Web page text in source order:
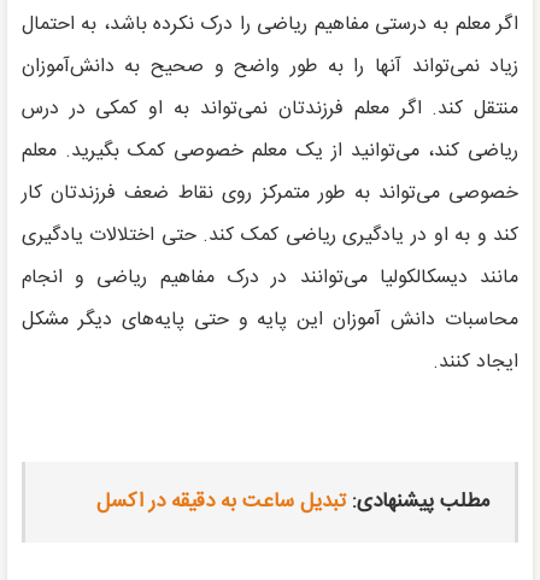
اگر معلم به درستی مفاهیم ریاضی را درک نکرده باشد، به احتمال
زیاد نمی‌تواند آنها را به طور واضح و صحیح به دانش‌آموزان
منتقل کند. اگر معلم فرزندتان نمی‌تواند به او کمکی در درس
ریاضی کند، می‌توانید از یک معلم خصوصی کمک بگیرید. معلم
خصوصی می‌تواند به طور متمرکز روی نقاط ضعف فرزندتان کار
کند و به او در یادگیری ریاضی کمک کند. حتی اختلالات یادگیری
مانند دیسکالکولیا می‌توانند در درک مفاهیم ریاضی و انجام
محاسبات دانش آموزان این پایه و حتی پایه‌های دیگر مشکل
ایجاد کنند.
مطلب پیشنهادی:تبدیل ساعت به دقیقه در اکسل